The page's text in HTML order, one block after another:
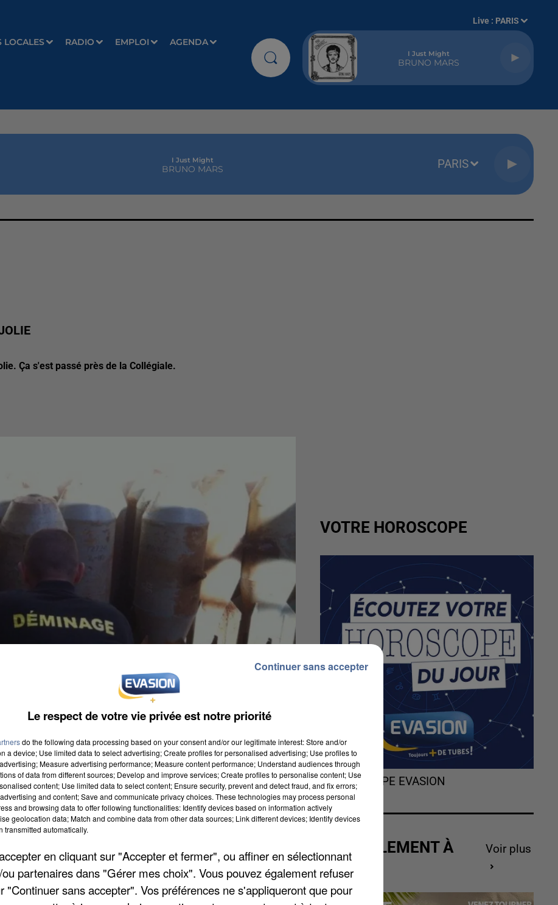
LOCALES RADIO EMPLOI AGENDA
Live : PARIS
I Just Might
BRUNO MARS
I Just Might
BRUNO MARS PARIS
Ça s'est passé près de la Collégiale.
la-Jolie. Ça s'est passé près de la Collégiale. C'est un
autorités ont immédiatement été prévenues et un
de déminage ont pris l'objet en charge. Il a été
car ce dernier était toujours chargé en explosif.
VOTRE HOROSCOPE
L'HOROSCOPE EVASION
ACTUELLEMENT À
GAGNER
Voir plus
Le respect de votre vie privée est notre priorité
do the following data processing based on your consent and/or our legitimate interest: Store and/or
a device; Use limited data to select advertising; Create profiles for personalised advertising; Use profiles to
Measure advertising performance; Measure content performance; Understand audiences through
of data from different sources; Develop and improve services; Create profiles to personalise content; Use
content; Use limited data to select content; Ensure security, prevent and detect fraud, and fix errors;
and content; Save and communicate privacy choices. These technologies may process personal
and browsing data to offer following functionalities: Identify devices based on information actively
geolocation data; Match and combine data from other data sources; Link different devices; Identify devices
transmitted automatically.
en cliquant sur "Accepter et fermer", ou affiner en sélectionnant
partenaires dans "Gérer mes choix". Vous pouvez également refuser
"Continuer sans accepter". Vos préférences ne s'appliqueront que pour
Continuer sans accepter